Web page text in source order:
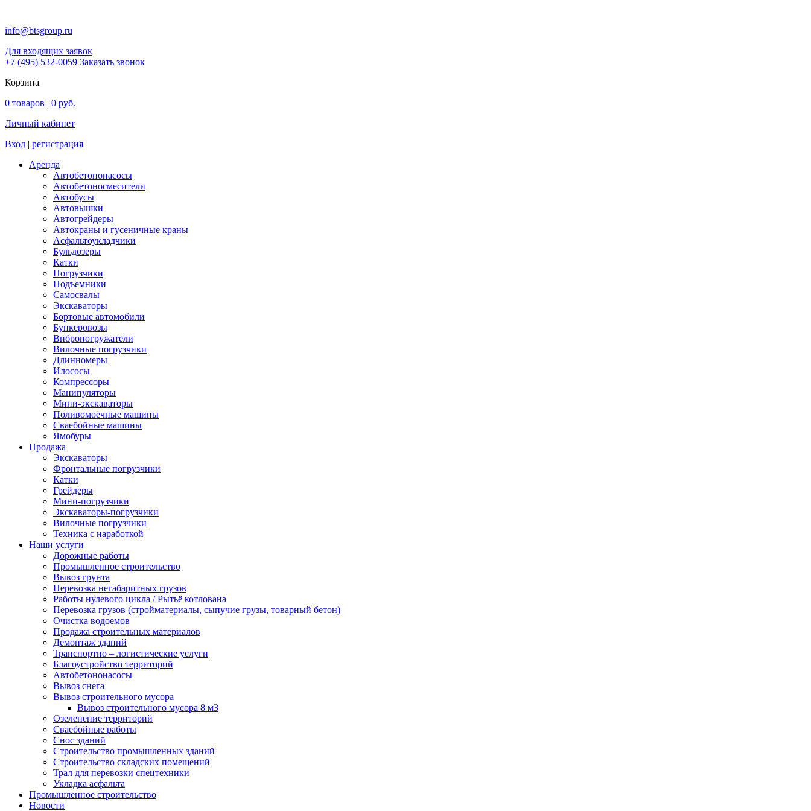
info@btsgroup.ru
Для входящих заявок
+7 (495) 532-0059 Заказать звонок
Корзина
0 товаров | 0 руб.
Личный кабинет
Вход | регистрация
Аренда
Автобетононасосы
Авто­бетоно­смесители
Автобусы
Автовышки
Автогрейдеры
Автокраны и гусеничные краны
Асфальтоукладчики
Бульдозеры
Катки
Погрузчики
Подъемники
Самосвалы
Экскаваторы
Бортовые автомобили
Бункеровозы
Вибропогружатели
Вилочные погрузчики
Длинномеры
Илососы
Компрессоры
Манипуляторы
Мини-экскаваторы
Поливомоечные машины
Сваебойные машины
Ямобуры
Продажа
Экскаваторы
Фронтальные погрузчики
Катки
Грейдеры
Мини-погрузчики
Экскаваторы-погрузчики
Вилочные погрузчики
Техника с наработкой
Наши услуги
Дорожные работы
Промышленное строительство
Вывоз грунта
Перевозка негабаритных грузов
Работы нулевого цикла / Рытьё котлована
Перевозка грузов (стройматериалы, сыпучие грузы, товарный бетон)
Очистка водоемов
Продажа строительных материалов
Демонтаж зданий
Транспортно – логистические услуги
Благоустройство территорий
Автобетононасосы
Вывоз снега
Вывоз строительного мусора
Вывоз строительного мусора 8 м3
Озеленение территорий
Сваебойные работы
Снос зданий
Строительство промышленных зданий
Строительство складских помещений
Трал для перевозки спецтехники
Укладка асфальта
Промышленное строительство
Новости